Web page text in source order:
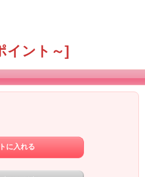
ント～]